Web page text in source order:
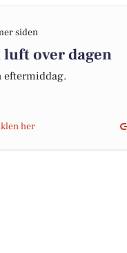
siden
luft over dagen
eftermiddag.
her